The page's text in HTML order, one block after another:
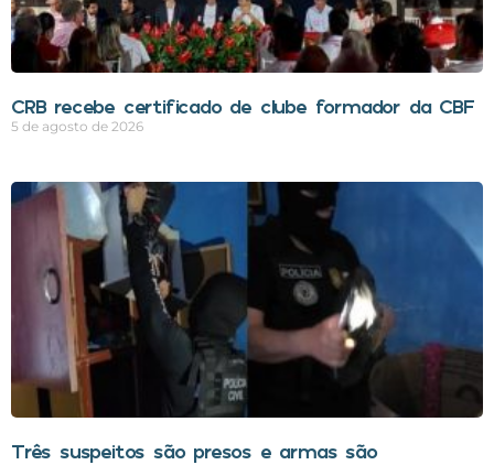
CRB recebe certificado de clube formador da CBF
5 de agosto de 2026
Três suspeitos são presos e armas são